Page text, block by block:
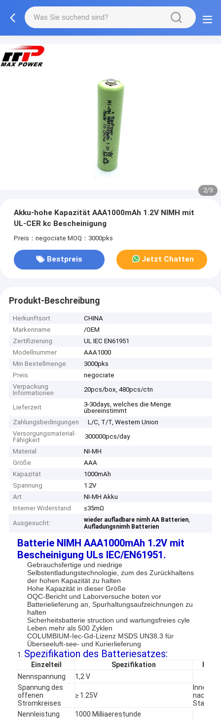
2/3
Akku-hohe Kapazität AAA1000mAh 1.2V NIMH mit
UL-CER kc Bescheinigung
Preis：negociate MOQ：3000pks
Bestpreis Jetzt Chatten
Produkt-Beschreibung
Herkunftsort
CHINA
Markenname
/OEM
Zertifizierung
UL IEC EN61951
Modellnummer
AAA1000
Min Bestellmenge
3000pks
Preis
negociate
Verpackung
Informationen
20pcs/box, 480pcs/ctn
Lieferzeit
3-30days, welches die Menge
übereinstimmt
Zahlungsbedingungen
L/C, T/T, Western Union
Versorgungsmaterial-
Fähigkeit
300000pcs/day
Material
NI-MH
Größe
AAA
Kapazität
1000mAh
Spannung
1.2V
Art
NI-MH Akku
Interner Widerstand
≤35mΩ
Ausgesucht:
wieder aufladbare nimh AA Batterien,
Aufladungsnimh Batterien
Batterie NIMH AAA1000mAh 1.2V mit
Bescheinigung ULs IEC/EN61951.
Gebrauchsfertige und niedrige
Selbstentladungstechnologie, zum des Zurückhaltens
der hohen Kapazität zu halten
Hohe Kapazität in dieser Größe
OQC-Bericht und Laborversuche boten vor
Batterielieferung an, Spurhaltungsaufzeichnungen zu
halten
Sicherheitsbatterie struction und wartungsfreies cyle
Leben mehr als 500 Zyklen
COLUMBIUM-Iec-Gd-Lizenz MSDS UN38.3 für
Überseeluft-see- und Kurierlieferung
1. Spezifikation des Batteriesatzes:
Einzelteil Spezifikation
Nennspannung
1,2 V
Spannung des
offenen
Stromkreises
≥ 1.25V
nach
Nennleistung
1000 Milliaerestunde